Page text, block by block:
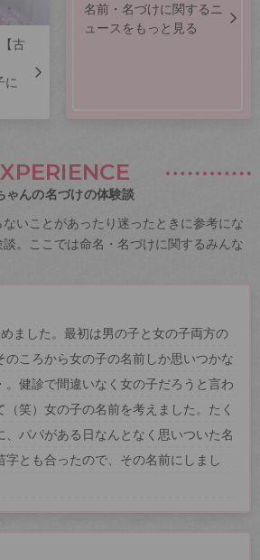
古
に
名前・名づけに関するニ
ュースをもっと見る
ゃんの名づけの体験談
いことがあったり迷ったときに参考にな
。ここでは命名・名づけに関するみんな
ました。最初は男の子と女の子両方の
のころから女の子の名前しか思いつかな
。健診で間違いなく女の子だろうと言わ
笑）女の子の名前を考えました。たく
、パパがある日なんとなく思いついた名
字とも合ったので、その名前にしまし